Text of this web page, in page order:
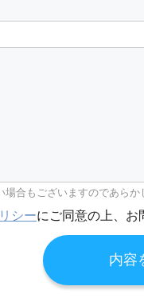
合もございますのであらか
シーにご同意の上、お